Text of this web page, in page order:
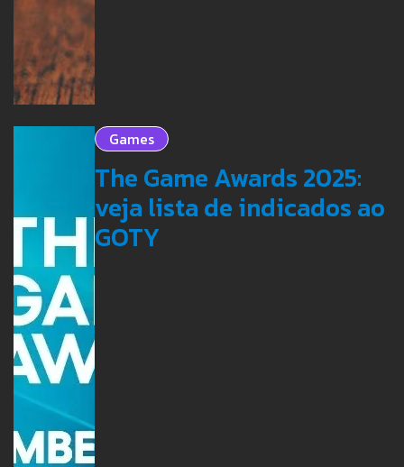
Games
The Game Awards 2025:
veja lista de indicados ao
GOTY